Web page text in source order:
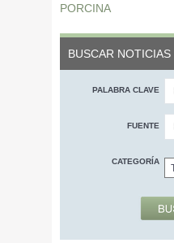
PORCINA
BUSCAR NOTICIAS
PALABRA CLAVE
FUENTE
CATEGORÍA